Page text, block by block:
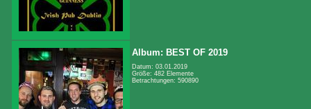
Album: BEST OF 2019
Datum: 03.01.2019
Größe: 482 Elemente
Betrachtungen: 590890